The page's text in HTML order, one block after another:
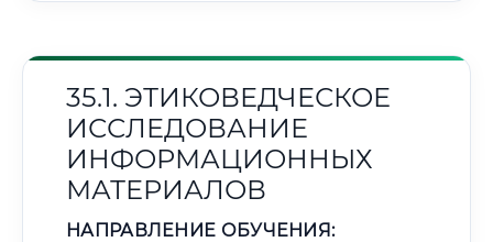
35.1. ЭТИКОВЕДЧЕСКОЕ
ИССЛЕДОВАНИЕ
ИНФОРМАЦИОННЫХ
МАТЕРИАЛОВ
НАПРАВЛЕНИЕ ОБУЧЕНИЯ: